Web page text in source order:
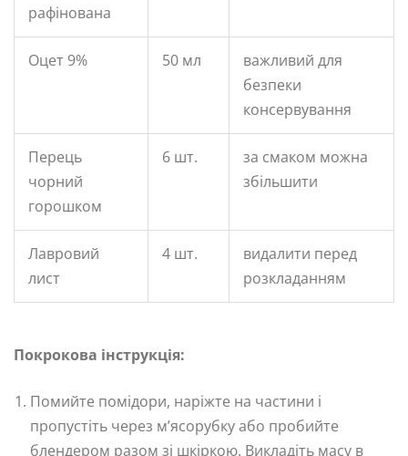
рафінована
Оцет 9% 50 мл
важливий для
безпеки
консервування
Перець
чорний
горошком
6 шт.
за смаком можна
збільшити
Лавровий
лист
4 шт.
видалити перед
розкладанням
Покрокова інструкція:
Помийте помідори, наріжте на частини і
пропустіть через м’ясорубку або пробийте
блендером разом зі шкіркою. Викладіть масу в